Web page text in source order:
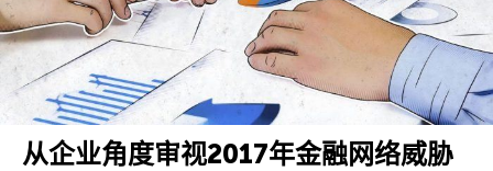
从企业角度审视2017年金融网络威胁